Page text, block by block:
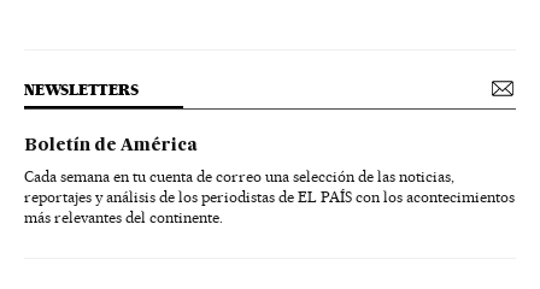
NEWSLETTERS
Boletín de América
Cada semana en tu cuenta de correo una selección de las noticias,
reportajes y análisis de los periodistas de EL PAÍS con los acontecimientos
más relevantes del continente.